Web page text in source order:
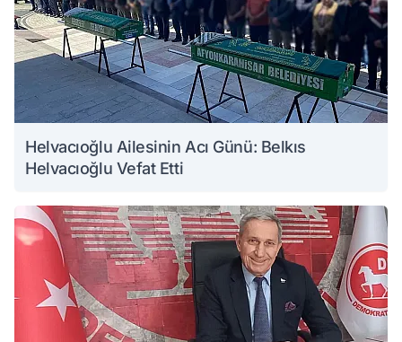
Helvacıoğlu Ailesinin Acı Günü: Belkıs
Helvacıoğlu Vefat Etti